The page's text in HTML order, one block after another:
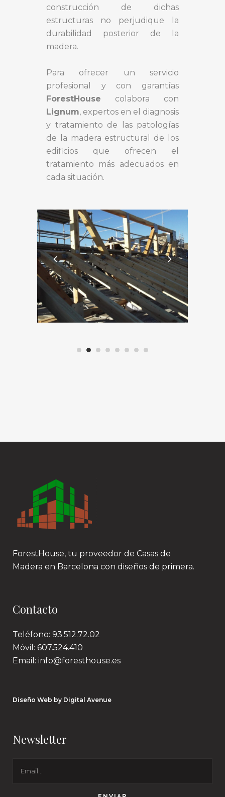
construcción de dichas
estructuras no perjudique la
durabilidad posterior de la
madera.
Para ofrecer un servicio
profesional y con garantías
ForestHouse colabora con
Lignum, expertos en el diagnosis
y tratamiento de las patologías
de la madera estructural de los
edificios que ofrecen el
tratamiento más adecuados en
cada situación.
ForestHouse, tu proveedor de Casas de
Madera en Barcelona con diseños de primera.
Contacto
Teléfono: 93.512.72.02
Móvil: 607.524.410
Email: info@foresthouse.es
Diseño Web by Digital Avenue
Newsletter